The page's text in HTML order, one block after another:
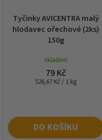
Tyčinky AVICENTRA malý
hlodavec ořechové (2ks)
150g
skladem
79 Kč
Měrná
526,67 Kč / 1 kg
DO KOŠÍKU